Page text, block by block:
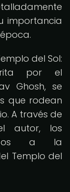
importancia
del Sol:
por el
Ghosh, se
que rodean
A través de
autor, los
a la
Templo del